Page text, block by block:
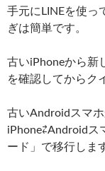
手元にLINEを使っ
ぎは簡単です。
古いiPhoneから新
を確認してからク
古いAndroidスマ
iPhone⇄Androidス
ード」で移行しま